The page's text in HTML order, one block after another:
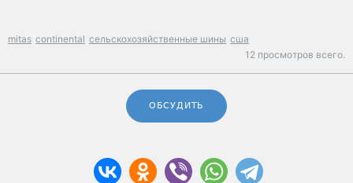
mitas continental сельскохозяйственные шины сша
12 просмотров всего.
ОБСУДИТЬ